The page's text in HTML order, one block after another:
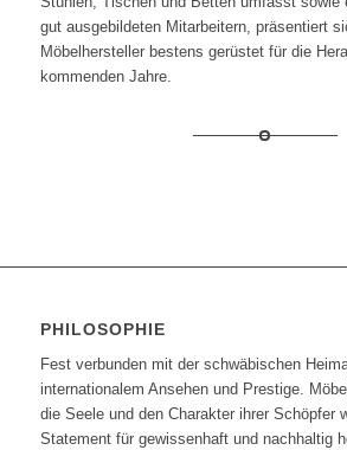
gut ausgebildeten Mitarbeitern, präsentiert
Möbelhersteller bestens gerüstet für die
kommenden Jahre.
PHILOSOPHIE
Fest verbunden mit der schwäbischen
internationalem Ansehen und Prestige.
die Seele und den Charakter ihrer Schöpfer
Statement für gewissenhaft und nachhaltig